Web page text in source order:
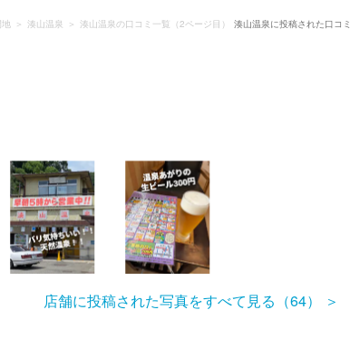
地 湊山温泉 湊山温泉の口コミ一覧（2ページ目） 湊山温泉に投稿された口コミ
店舗に投稿された写真をすべて見る（64）